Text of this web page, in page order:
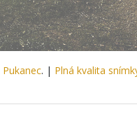
Pukanec. | Plná kvalita